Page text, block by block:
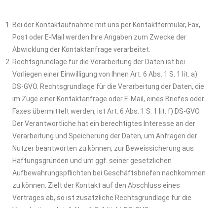
Bei der Kontaktaufnahme mit uns per Kontaktformular, Fax,
Post oder E-Mail werden Ihre Angaben zum Zwecke der
Abwicklung der Kontaktanfrage verarbeitet.
Rechtsgrundlage für die Verarbeitung der Daten ist bei
Vorliegen einer Einwilligung von Ihnen Art. 6 Abs. 1 S. 1 lit. a)
DS-GVO. Rechtsgrundlage für die Verarbeitung der Daten, die
im Zuge einer Kontaktanfrage oder E-Mail, eines Briefes oder
Faxes übermittelt werden, ist Art. 6 Abs. 1 S. 1 lit. f) DS-GVO.
Der Verantwortliche hat ein berechtigtes Interesse an der
Verarbeitung und Speicherung der Daten, um Anfragen der
Nutzer beantworten zu können, zur Beweissicherung aus
Haftungsgründen und um ggf. seiner gesetzlichen
Aufbewahrungspflichten bei Geschäftsbriefen nachkommen
zu können. Zielt der Kontakt auf den Abschluss eines
Vertrages ab, so ist zusätzliche Rechtsgrundlage für die